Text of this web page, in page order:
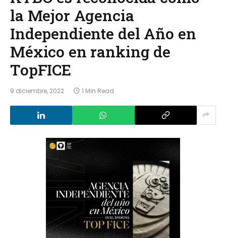
la Mejor Agencia
Independiente del Año en
México en ranking de
TopFICE
9 diciembre, 2022 1 Min Read